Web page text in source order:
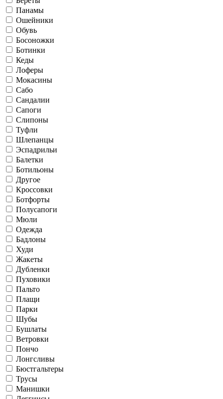
Панамы
Ошейники
Обувь
Босоножки
Ботинки
Кеды
Лоферы
Мокасины
Сабо
Сандалии
Сапоги
Слипоны
Туфли
Шлепанцы
Эспадрильи
Балетки
Ботильоны
Другое
Кроссовки
Ботфорты
Полусапоги
Мюли
Одежда
Бадлоны
Худи
Жакеты
Дубленки
Пуховики
Пальто
Плащи
Парки
Шубы
Бушлаты
Ветровки
Пончо
Лонгсливы
Бюстгальтеры
Трусы
Манишки